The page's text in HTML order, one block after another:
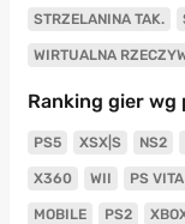
STRZELANINA TAK.
WIRTUALNA
Ranking gier
PS5 XSX|S NS2
X360 WII PS VITA
MOBILE PS2